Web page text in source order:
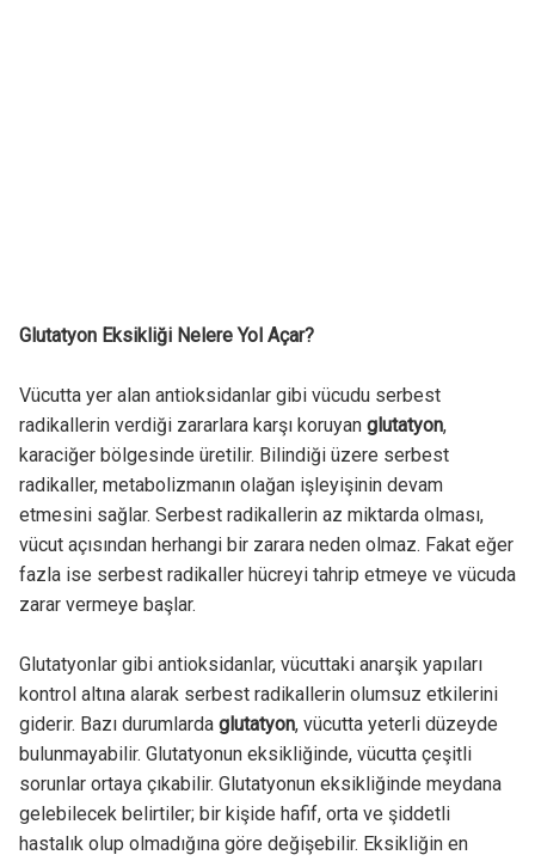
Glutatyon Eksikliği Nelere Yol Açar?
Vücutta yer alan antioksidanlar gibi vücudu serbest
radikallerin verdiği zararlara karşı koruyan glutatyon,
karaciğer bölgesinde üretilir. Bilindiği üzere serbest
radikaller, metabolizmanın olağan işleyişinin devam
etmesini sağlar. Serbest radikallerin az miktarda olması,
vücut açısından herhangi bir zarara neden olmaz. Fakat eğer
fazla ise serbest radikaller hücreyi tahrip etmeye ve vücuda
zarar vermeye başlar.
Glutatyonlar gibi antioksidanlar, vücuttaki anarşik yapıları
kontrol altına alarak serbest radikallerin olumsuz etkilerini
giderir. Bazı durumlarda glutatyon, vücutta yeterli düzeyde
bulunmayabilir. Glutatyonun eksikliğinde, vücutta çeşitli
sorunlar ortaya çıkabilir. Glutatyonun eksikliğinde meydana
gelebilecek belirtiler; bir kişide hafif, orta ve şiddetli
hastalık olup olmadığına göre değişebilir. Eksikliğin en